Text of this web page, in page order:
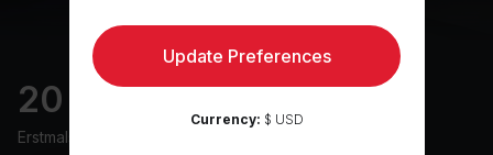
20 min Hip Hop Run
Erstmals ausgestrahlt am
Update Preferences
Currency: $ USD